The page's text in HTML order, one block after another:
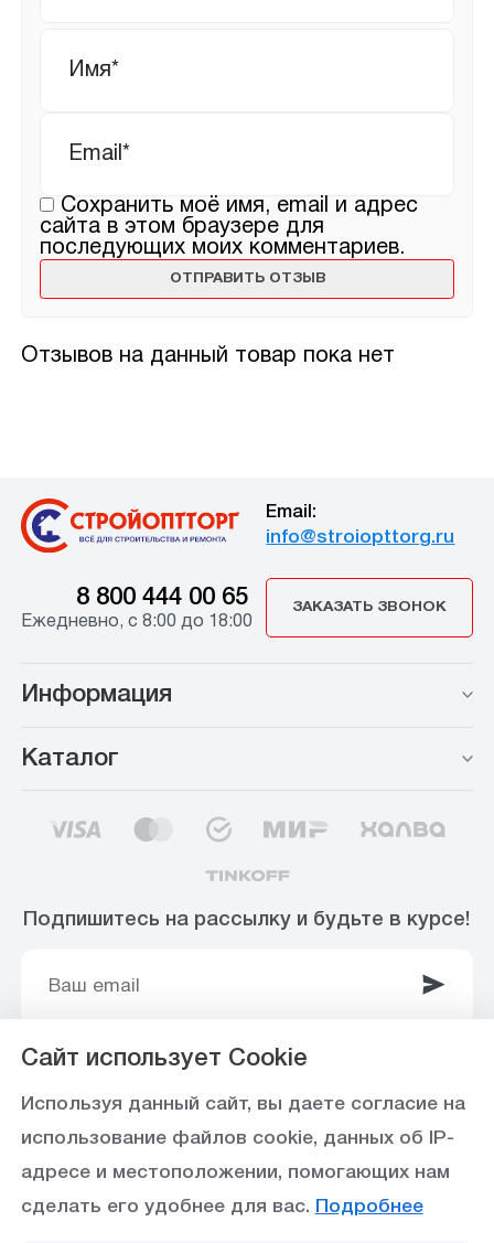
Отзывов на данный товар пока нет
Сохранить моё имя, email и адрес
сайта в этом браузере для
последующих моих комментариев.
Email:
info@stroiopttorg.ru
8 800 444 00 65
Ежедневно, с 8:00 до 18:00
ЗАКАЗАТЬ ЗВОНОК
Информация
Каталог
Подпишитесь на рассылку и будьте в курсе!
Ставропольское отделение №5230 ПАО Сбербанк,
БИК 040702615
Сайт использует Cookie
Используя данный сайт, вы даете согласие на
использование файлов cookie, данных об IP-
адресе и местоположении, помогающих нам
сделать его удобнее для вас. Подробнее